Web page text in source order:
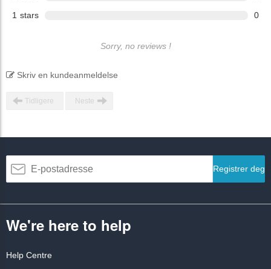
1 stars 0
Sorry, no reviews !
Skriv en kundeanmeldelse
Tidligere Neste
Registrer deg
We're here to help
Help Centre